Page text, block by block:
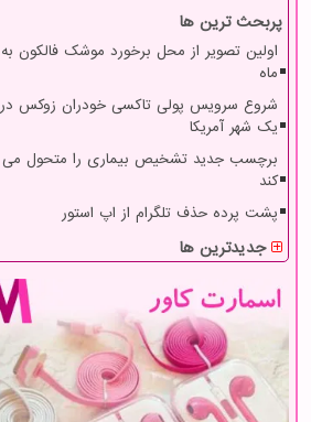
پربحث ترین ها
اولین تصویر از محل برخورد موشک فالکون به
ماه
شروع سرویس پولی تاکسی خودران زوکس در
یک شهر آمریکا
برچسب جدید تشخیص بیماری را متحول می
کند
پشت پرده حذف تلگرام از اپ استور
جدیدترین ها